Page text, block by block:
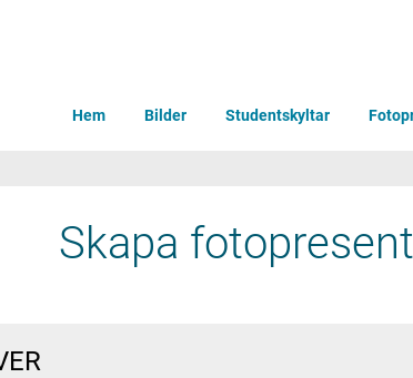
Hem Bilder Studentskyltar
Skapa